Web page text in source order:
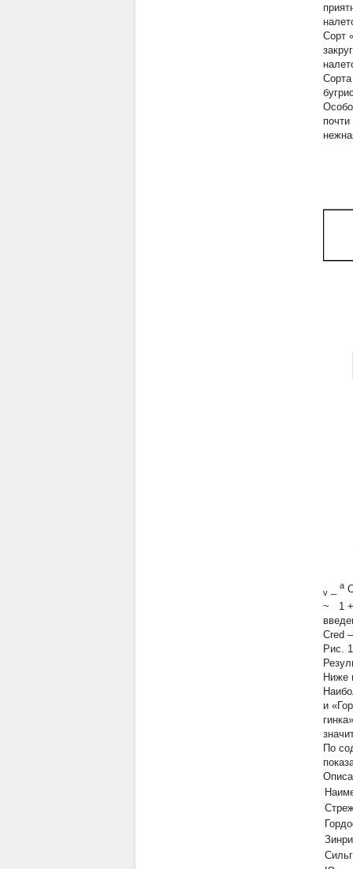
Сорт
v
a
~ 1 +
Сred
Рис.
Ниже
и
По
Зинри